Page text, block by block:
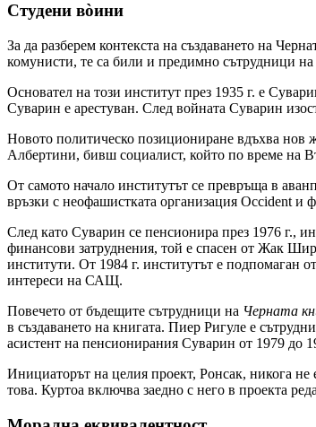
Студени вòини
За да разберем контекста на създаването на
комунисти, те са били и предимно сътрудници
Основател на този институт през 1935 г. е
Суварин е арестуван. След войната Суварин
Новото политическо позициониране вдъхва нов
Албертини, бивш социалист, който по време на
От самото начало институтът се превръща в
връзки с неофашистката организация Occident
След като Суварин се пенсионира през 1976 г.,
финансови затруднения, той е спасен от Жак
институти. От 1984 г. институтът е подпомаган
интереси на САЩ.
Повечето от бъдещите сътрудници на Черната
в създаването на книгата. Пиер Ригуле е
асистент на пенсионирания Суварин от 1979 до
Инициаторът на целия проект, Ронсак, никога не
това. Куртоа включва заедно с него в проекта